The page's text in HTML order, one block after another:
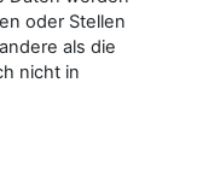
oder Stellen
als die
nicht in